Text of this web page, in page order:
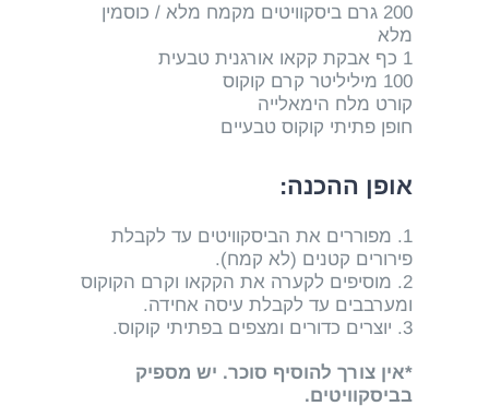
200 גרם ביסקוויטים מקמח מלא / כוסמין
מלא
1 כף אבקת קקאו אורגנית טבעית
100 מיליליטר קרם קוקוס
קורט מלח הימאלייה
חופן פתיתי קוקוס טבעיים
אופן ההכנה:
1. מפוררים את הביסקוויטים עד לקבלת
פירורים קטנים (לא קמח).
2. מוסיפים לקערה את הקקאו וקרם הקוקוס
ומערבבים עד לקבלת עיסה אחידה.
3. יוצרים כדורים ומצפים בפתיתי קוקוס.
*אין צורך להוסיף סוכר. יש מספיק
בביסקוויטים.